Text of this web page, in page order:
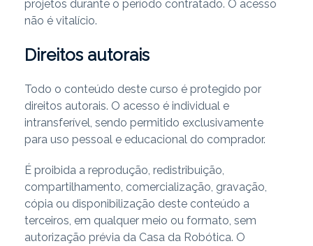
projetos durante o período contratado. O acesso
não é vitalício.
Direitos autorais
Todo o conteúdo deste curso é protegido por
direitos autorais. O acesso é individual e
intransferível, sendo permitido exclusivamente
para uso pessoal e educacional do comprador.
É proibida a reprodução, redistribuição,
compartilhamento, comercialização, gravação,
cópia ou disponibilização deste conteúdo a
terceiros, em qualquer meio ou formato, sem
autorização prévia da Casa da Robótica. O